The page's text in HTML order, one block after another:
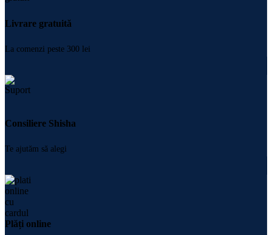
Livrare gratuită
La comenzi peste 300 lei
Consiliere Shisha
Te ajutăm să alegi
Plăți online